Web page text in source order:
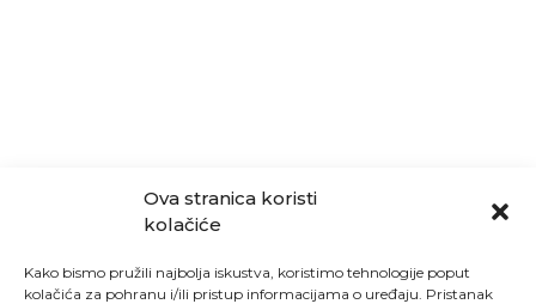
Ova stranica koristi
kolačiće
Kako bismo pružili najbolja iskustva, koristimo tehnologije poput
kolačića za pohranu i/ili pristup informacijama o uređaju. Pristanak